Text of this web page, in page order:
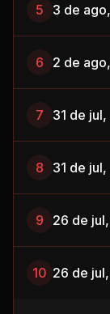
6 2 de
7 31 de
8 31 de
9 26 de
10 26 de
Y